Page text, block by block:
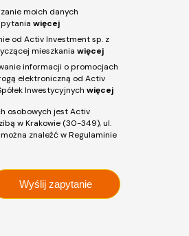
moich danych
więcej
od Activ Investment sp. z
mieszkaniawięcej
informacji o promocjach
elektroniczną od Activ
Inwestycyjnychwięcej
osobowych jest Activ
w Krakowie (30-349), ul.
znaleźć w Regulaminie